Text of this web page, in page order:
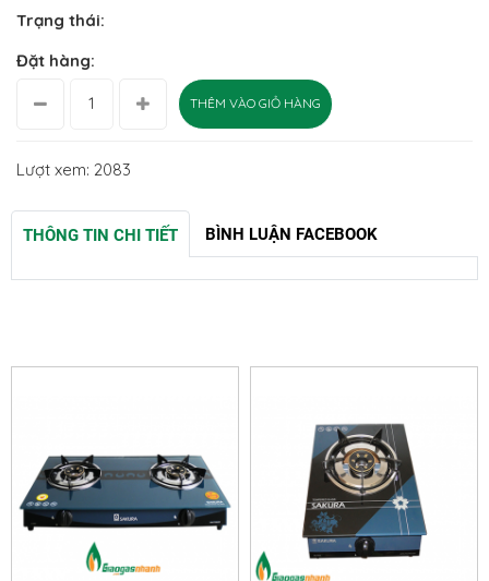
Trạng thái:
Đặt hàng:
THÊM VÀO GIỎ HÀNG
Lượt xem: 2083
THÔNG TIN CHI TIẾT BÌNH LUẬN FACEBOOK